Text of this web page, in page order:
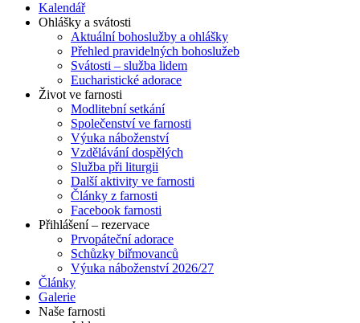
Kalendář
Ohlášky a svátosti
Aktuální bohoslužby a ohlášky
Přehled pravidelných bohoslužeb
Svátosti – služba lidem
Eucharistické adorace
Život ve farnosti
Modlitební setkání
Společenství ve farnosti
Výuka náboženství
Vzdělávání dospělých
Služba při liturgii
Další aktivity ve farnosti
Články z farnosti
Facebook farnosti
Přihlášení – rezervace
Prvopáteční adorace
Schůzky biřmovanců
Výuka náboženství 2026/27
Články
Galerie
Naše farnosti